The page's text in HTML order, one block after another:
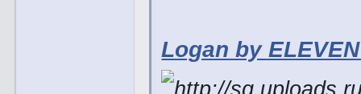
Logan by